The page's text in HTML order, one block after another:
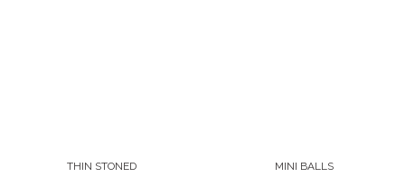
THIN STONED MINI BALLS